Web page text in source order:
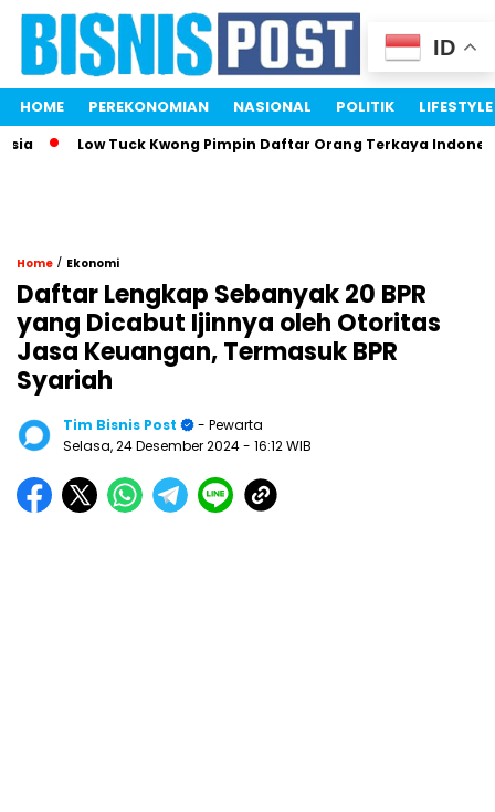
HOME PEREKONOMIAN NASIONAL POLITIK LIFESTYLE
Low Tuck Kwong Pimpin Daftar Orang Terkaya Indonesia
Home / Ekonomi
Daftar Lengkap Sebanyak 20 BPR
yang Dicabut Ijinnya oleh Otoritas
Jasa Keuangan, Termasuk BPR
Syariah
Tim Bisnis Post
- Pewarta
Selasa, 24 Desember 2024- 16:12 WIB
ID